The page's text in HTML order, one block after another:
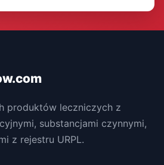
produktów leczniczych z
substancjami czynnymi,
z rejestru URPL.